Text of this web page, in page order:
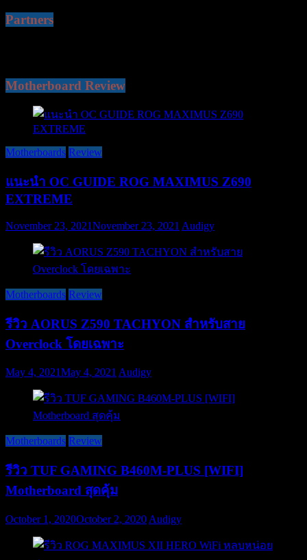
Partners
Motherboard Review
Motherboards Review
แนะนำ OC GUIDE ROG MAXIMUS Z690
EXTREME
November 23, 2021November 23, 2021 Audigy
Motherboards Review
รีวิว AORUS Z590 TACHYON สำหรับสาย
Overclock โดยเฉพาะ
May 4, 2021May 4, 2021 Audigy
Motherboards Review
รีวิว TUF GAMING B460M-PLUS [WIFI]
Motherboard สุดคุ้ม
October 1, 2020October 2, 2020 Audigy